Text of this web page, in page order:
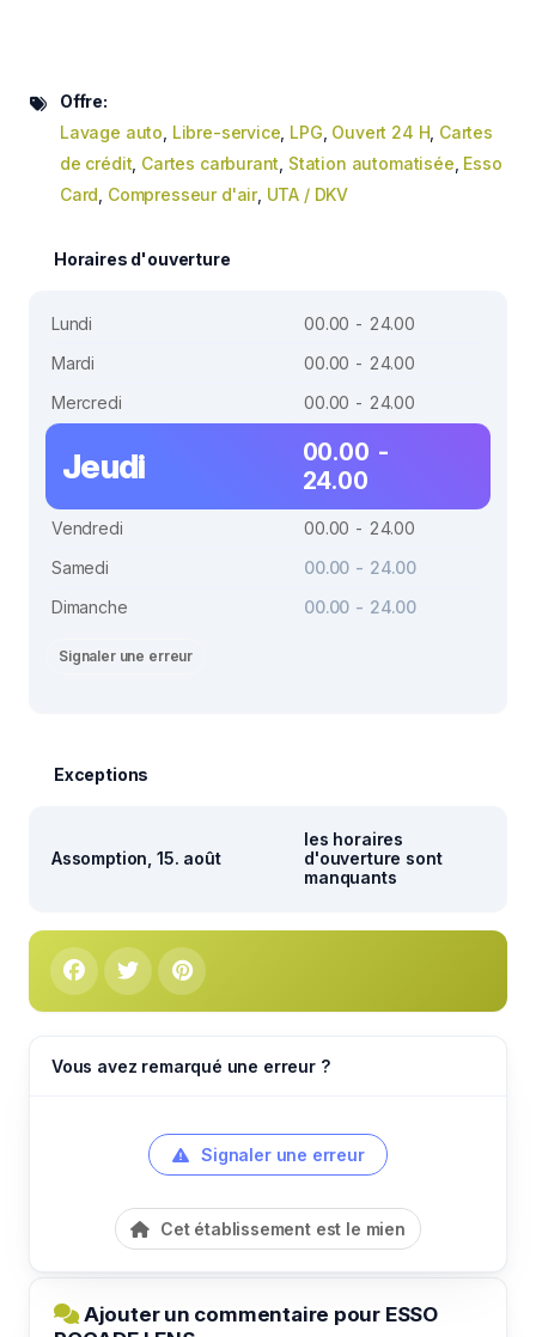
Offre:
Lavage auto Libre-service LPG Ouvert 24 H Cartes
de crédit Cartes carburant Station automatisée Esso
Card Compresseur d'air, UTA / DKV
Horaires d'ouverture
Lundi
00.00 - 24.00
Mardi
00.00 - 24.00
Mercredi
00.00 - 24.00
Jeudi
00.00 -
24.00
Vendredi
00.00 - 24.00
Samedi
00.00 - 24.00
Dimanche
00.00 - 24.00
Signaler une erreur
Exceptions
Assomption, 15. août
les horaires
d'ouverture sont
manquants
Vous avez remarqué une erreur ?
Signaler une erreur
Cet établissement est le mien
Ajouter un commentaire pour ESSO